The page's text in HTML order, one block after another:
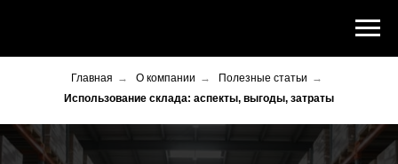
Главная → О компании → Полезные статьи →
Использование склада: аспекты, выгоды, затраты